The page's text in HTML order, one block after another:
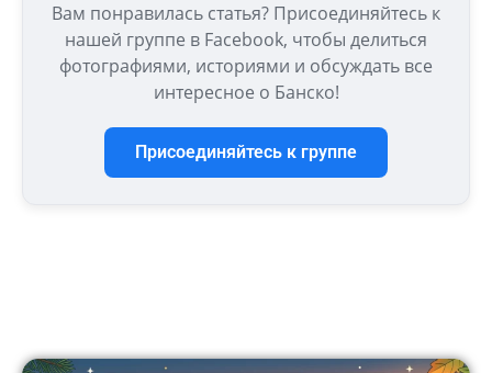
Вам понравилась статья? Присоединяйтесь к
нашей группе в Facebook, чтобы делиться
фотографиями, историями и обсуждать все
интересное о Банско!
Присоединяйтесь к группе